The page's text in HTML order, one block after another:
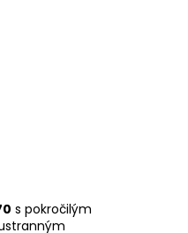
s pokročilým